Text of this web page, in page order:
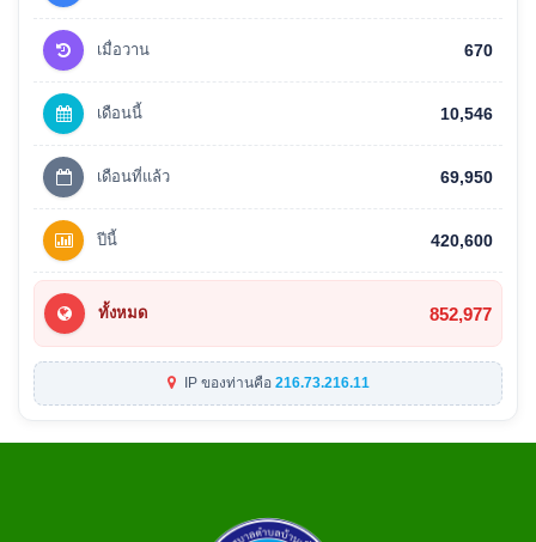
เมื่อวาน 670
เดือนนี้ 10,546
เดือนที่แล้ว 69,950
ปีนี้ 420,600
ทั้งหมด 852,977
IP ของท่านคือ 216.73.216.11